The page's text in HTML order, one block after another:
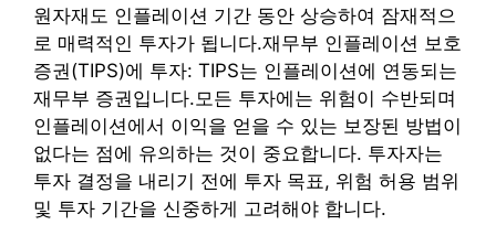
원자재도 인플레이션 기간 동안 상승하여 잠재적으
로 매력적인 투자가 됩니다.재무부 인플레이션 보호
증권(TIPS)에 투자: TIPS는 인플레이션에 연동되는
재무부 증권입니다. 모든 투자에는 위험이 수반되며
인플레이션에서 이익을 얻을 수 있는 보장된 방법이
없다는 점에 유의하는 것이 중요합니다. 투자자는
투자 결정을 내리기 전에 투자 목표, 위험 허용 범위
및 투자 기간을 신중하게 고려해야 합니다.